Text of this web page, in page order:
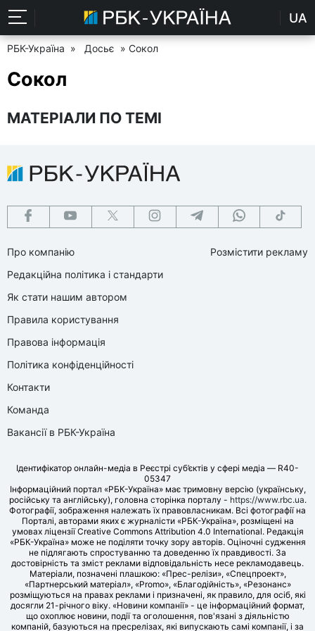
UA
РБК-Україна » Досьє » Сокол
Сокол
МАТЕРІАЛИ ПО ТЕМІ
Про компанію
Редакційна політика і стандарти
Як стати нашим автором
Правила користування
Правова інформація
Політика конфіденційності
Контакти
Команда
Вакансії в РБК-Україна
Розмістити рекламу
Ідентифікатор онлайн-медіа в Реєстрі суб’єктів у сфері медіа — R40-
05347
Інформаційний портал «РБК-Україна» має тримовну версію (українську,
російську та англійську), головна сторінка порталу - https://www.rbc.ua.
Фотографії, зображення належать їх правовласникам. Всі фотографії на
Порталі, авторами яких є журналісти «РБК-Україна», розміщені на
умовах ліцензії Creative Commons Attribution 4.0 International. Редакція
«РБК-Україна» може не поділяти точку зору авторів. Оціночні судження
не підлягають спростуванню та доведенню їх правдивості. За
достовірність та зміст реклами відповідальність несе рекламодавець.
Матеріали, позначені плашкою: «Прес-релізи», «Спецпроект»,
«Партнерський матеріал», «Promo», «Благодійність», «Резонанс»
розміщуються на правах реклами і призначені, як правило, для осіб, які
досягли 21-річного віку. «Новини компанії» - це інформаційний формат,
що охоплює новини, події та оголошення, пов'язані з діяльністю
компаній, базуються на пресрелізах, які випускають самі компанії, і за